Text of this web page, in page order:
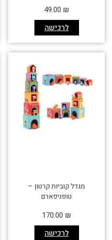
לרכישה
49.00 ₪
מגדל קוביות קרטון –
טופניפארם
לרכישה
170.00 ₪